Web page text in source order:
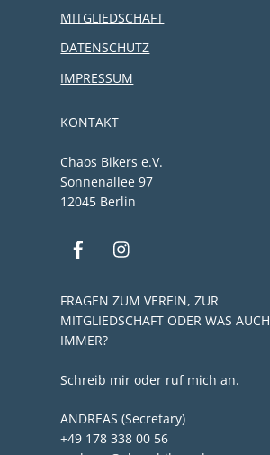
MITGLIEDSCHAFT
DATENSCHUTZ
IMPRESSUM
KONTAKT
Chaos Bikers e.V.
Sonnenallee 97
12045 Berlin
FRAGEN ZUM VEREIN, ZUR
MITGLIEDSCHAFT ODER WAS AUCH
IMMER?
Schreib mir oder ruf mich an.
ANDREAS (Secretary)
+49 178 338 00 56